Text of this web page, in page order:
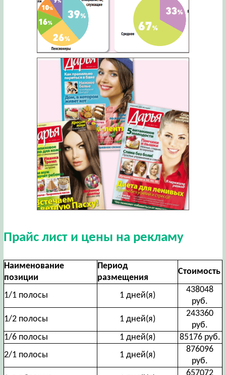
Прайс лист и цены на рекламу
Наименование
позиции
Период
размещения
Стоимость
1/1 полосы 1 дней(я)
438048
руб.
1/2 полосы
1 дней(я)
243360
руб.
1/6 полосы
1 дней(я)
85176 руб.
2/1 полосы
1 дней(я)
876096
руб.